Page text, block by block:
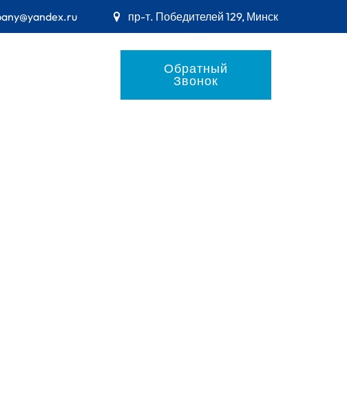
пр-т. Победителей 129, Минск
Обратный
Звонок